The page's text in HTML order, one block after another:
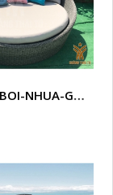
GHE-HO-BOI-NHUA-GIA-MAY-HTT - B19